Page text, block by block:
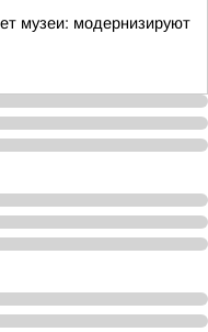
музеи: модернизируют